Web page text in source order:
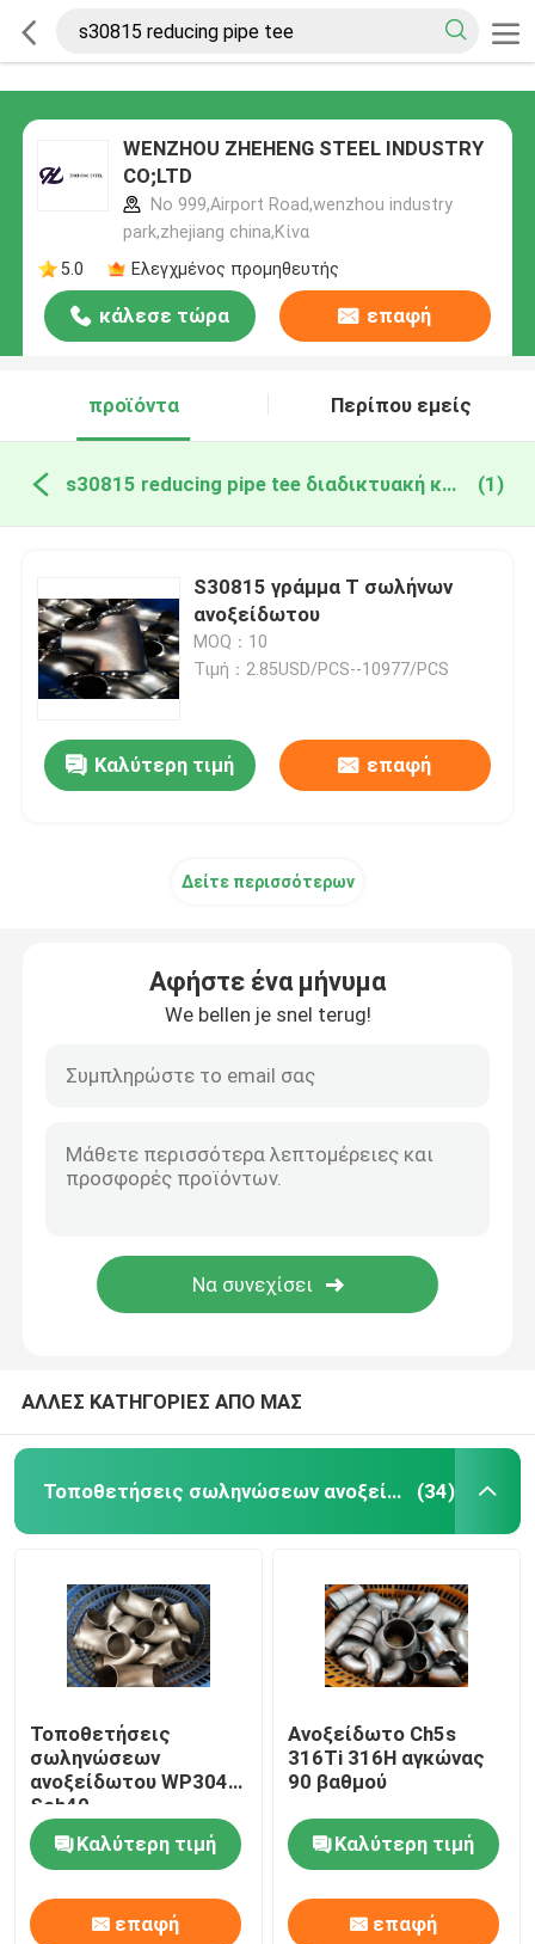
WENZHOU ZHEHENG STEEL INDUSTRY
CO;LTD
No 999,Airport Road,wenzhou industry
park,zhejiang china,Κίνα
5.0
Ελεγχμένος προμηθευτής
κάλεσε τώρα επαφή
προϊόντα Περίπου εμείς
s30815 reducing pipe tee διαδικτυακή κατασκευή (1)
S30815 γράμμα Τ σωλήνων
ανοξείδωτου
MOQ：10
Τιμή：2.85USD/PCS--10977/PCS
Καλύτερη τιμή επαφή
Δείτε περισσότερων
Αφήστε ένα μήνυμα
We bellen je snel terug!
ΑΛΛΕΣ ΚΑΤΗΓΟΡΙΕΣ ΑΠΟ ΜΑΣ
Τοποθετήσεις σωληνώσεων ανοξείδωτου (34)
Τοποθετήσεις
σωληνώσεων
ανοξείδωτου WP304
Sch40
Καλύτερη τιμή
επαφή
Ανοξείδωτο Ch5s
316Ti 316H αγκώνας
90 βαθμού
Καλύτερη τιμή
επαφή